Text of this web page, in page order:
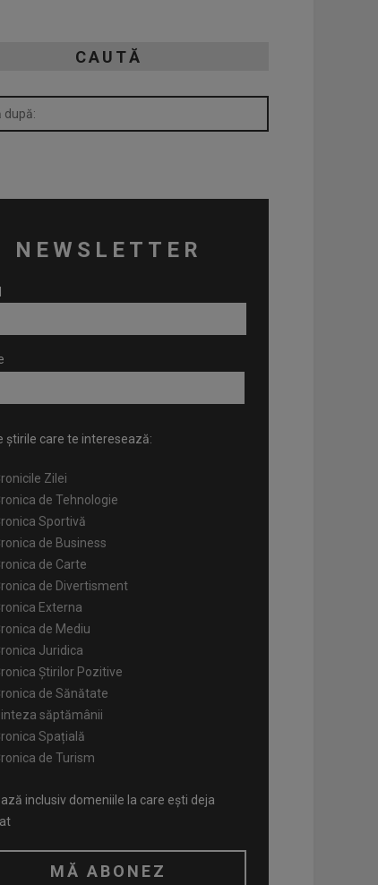
CAUTĂ
NEWSLETTER
știrile care te interesează:
Zilei
de Tehnologie
Sportivă
de Business
de Carte
de Divertisment
Externa
de Mediu
Juridica
Știrilor Pozitive
de Sănătate
săptămânii
Spațială
de Turism
inclusiv domeniile la care ești deja